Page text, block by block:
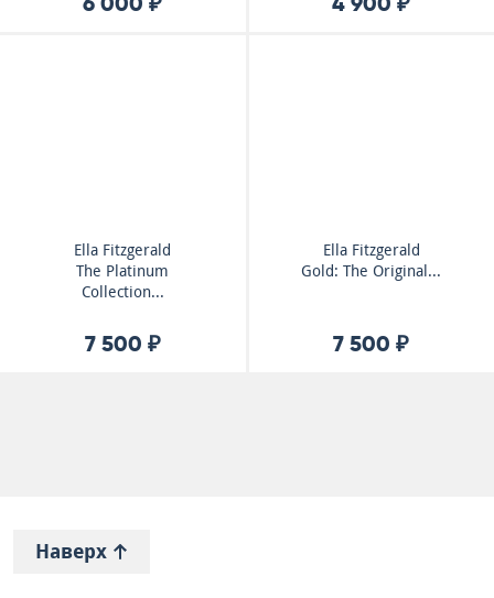
Ella Fitzgerald
The Platinum
Collection...
7 500 ₽
Ella Fitzgerald
Gold: The Original...
7 500 ₽
Наверх